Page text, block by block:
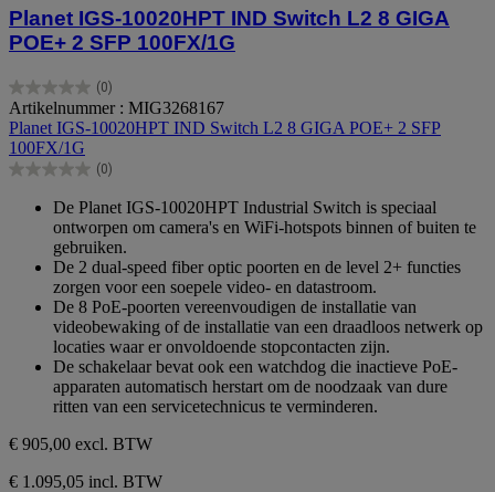
Planet IGS-10020HPT IND Switch L2 8 GIGA
POE+ 2 SFP 100FX/1G
(0)
0.0
van
de
5
sterren.
Artikelnummer : MIG3268167
Planet IGS-10020HPT IND Switch L2 8 GIGA POE+ 2 SFP
100FX/1G
(0)
0.0
sterren.
De Planet IGS-10020HPT Industrial Switch is speciaal
ontworpen om camera's en WiFi-hotspots binnen of buiten te
gebruiken.
De 2 dual-speed fiber optic poorten en de level 2+ functies
zorgen voor een soepele video- en datastroom.
De 8 PoE-poorten vereenvoudigen de installatie van
videobewaking of de installatie van een draadloos netwerk op
locaties waar er onvoldoende stopcontacten zijn.
De schakelaar bevat ook een watchdog die inactieve PoE-
apparaten automatisch herstart om de noodzaak van dure
ritten van een servicetechnicus te verminderen.
€ 905,00 excl. BTW
€ 1.095,05 incl. BTW